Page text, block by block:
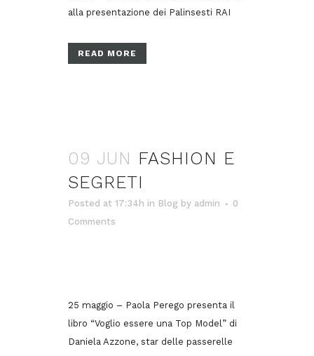
alla presentazione dei Palinsesti RAI
READ MORE
09 JUN FASHION E
SEGRETI
Posted at 17:34h in Blog by admin
0
Comments
25 maggio – Paola Perego presenta il
libro “Voglio essere una Top Model” di
Daniela Azzone, star delle passerelle